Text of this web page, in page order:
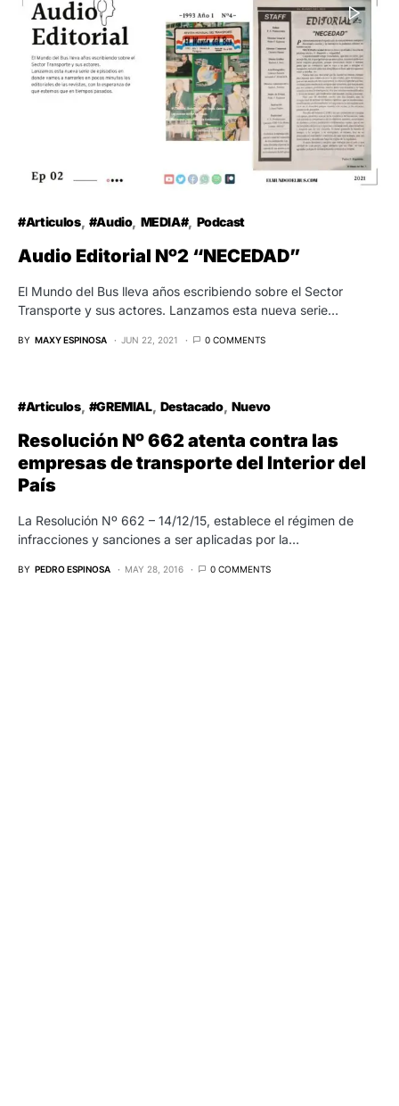
#Articulos #Audio MEDIA# Podcast
Audio Editorial Nº2 “NECEDAD”
El Mundo del Bus lleva años escribiendo sobre el Sector
Transporte y sus actores. Lanzamos esta nueva serie…
BY MAXY ESPINOSA JUN 22, 2021 0 COMMENTS
#Articulos #GREMIAL Destacado Nuevo
Resolución Nº 662 atenta contra las
empresas de transporte del Interior del
País
La Resolución Nº 662 – 14/12/15, establece el régimen de
infracciones y sanciones a ser aplicadas por la…
BY PEDRO ESPINOSA MAY 28, 2016 0 COMMENTS